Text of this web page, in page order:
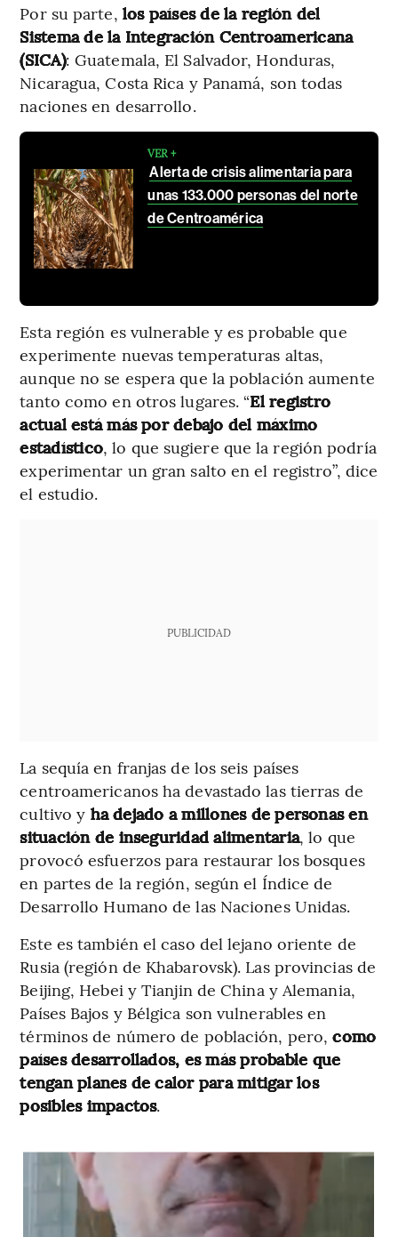
Por su parte, los países de la región del
Sistema de la Integración Centroamericana
(SICA): Guatemala, El Salvador, Honduras,
Nicaragua, Costa Rica y Panamá, son todas
naciones en desarrollo.
VER +
Alerta de crisis alimentaria para
unas 133.000 personas del norte
de Centroamérica
Esta región es vulnerable y es probable que
experimente nuevas temperaturas altas,
aunque no se espera que la población aumente
tanto como en otros lugares. “El registro
actual está más por debajo del máximo
estadístico, lo que sugiere que la región podría
experimentar un gran salto en el registro”, dice
el estudio.
PUBLICIDAD
La sequía en franjas de los seis países
centroamericanos ha devastado las tierras de
cultivo y ha dejado a millones de personas en
situación de inseguridad alimentaria, lo que
provocó esfuerzos para restaurar los bosques
en partes de la región, según el Índice de
Desarrollo Humano de las Naciones Unidas.
Este es también el caso del lejano oriente de
Rusia (región de Khabarovsk). Las provincias de
Beijing, Hebei y Tianjin de China y Alemania,
Países Bajos y Bélgica son vulnerables en
términos de número de población, pero,como
países desarrollados, es más probable que
tengan planes de calor para mitigar los
posibles impactos.